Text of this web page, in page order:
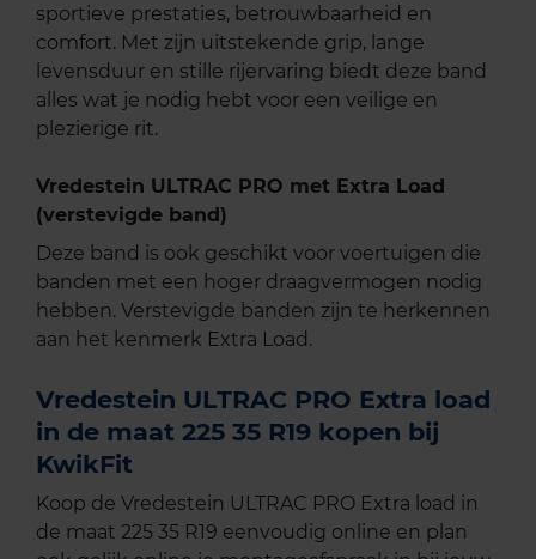
sportieve prestaties, betrouwbaarheid en
comfort. Met zijn uitstekende grip, lange
levensduur en stille rijervaring biedt deze band
alles wat je nodig hebt voor een veilige en
plezierige rit.
Vredestein ULTRAC PRO met Extra Load
(verstevigde band)
Deze band is ook geschikt voor voertuigen die
banden met een hoger draagvermogen nodig
hebben. Verstevigde banden zijn te herkennen
aan het kenmerk Extra Load.
Vredestein ULTRAC PRO Extra load
in de maat 225 35 R19 kopen bij
KwikFit
Koop de Vredestein ULTRAC PRO Extra load in
de maat 225 35 R19 eenvoudig online en plan